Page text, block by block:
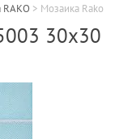
> Мозаика Rako
30x30